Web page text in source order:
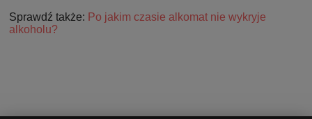
Sprawdź także: Po jakim czasie alkomat nie wykryje
alkoholu?